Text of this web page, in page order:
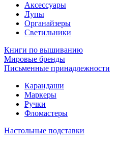
Аксессуары
Лупы
Органайзеры
Светильники
Книги по вышиванию
Мировые бренды
Письменные принадлежности
Карандаши
Маркеры
Ручки
Фломастеры
Настольные подставки